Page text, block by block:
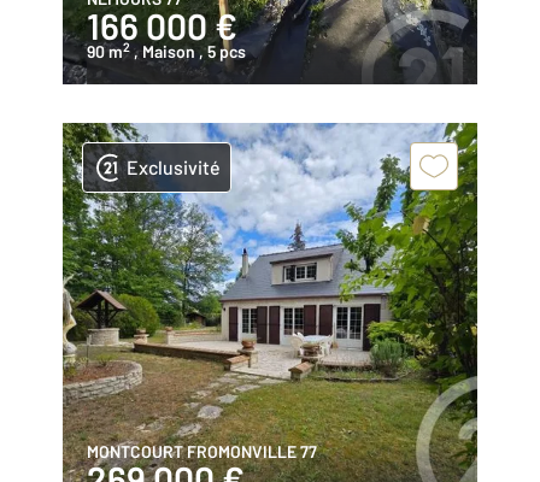
166 000 €
90 m2 , Maison , 5 pcs
Exclusivité
MONTCOURT FROMONVILLE 77